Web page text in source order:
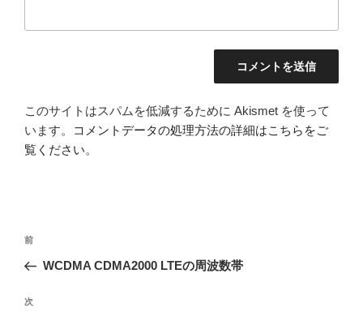
このサイトはスパムを低減するために Akismet を使って
います。
コメントデータの処理方法の詳細はこちらをご
覧ください。
投
ナ
ビ
前
の
稿
前
WCDMA CDMA2000 LTEの周波数帯
次
次